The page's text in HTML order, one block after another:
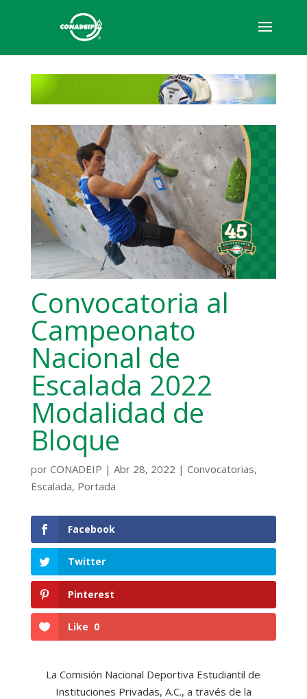
Convocatoria al
Campeonato
Nacional de
Escalada 2022
Modalidad de
Bloque
por CONADEIP | Abr 28, 2022 | Convocatorias,
Escalada, Portada
Facebook
Twitter
Pinterest
Like 0
La Comisión Nacional Deportiva Estudiantil de
Instituciones Privadas, A.C., a través de la